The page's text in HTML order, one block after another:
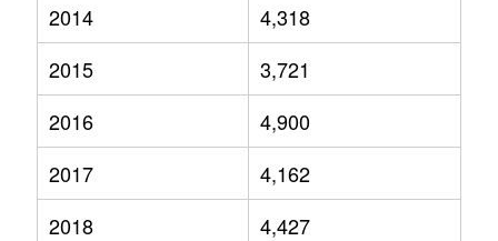
2014
4,318
2015
3,721
2016
4,900
2017
4,162
2018
4,427